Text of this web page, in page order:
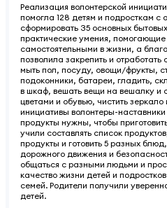
Реализация волонтерской
помогла 128 детям и подросткам с
сформировать 35 основных
практические умения, помогающие
самостоятельными в жизни, а
позволила закрепить и
мыть пол, посуду, овощи/фрукты,
подоконники, батареи, гладить,
в шкаф, вешать вещи на вешалку и
цветами и обувью, чистить
инициативы волонтеры-
продукты нужны, чтобы
учили составлять список
продукты и готовить 5 разных
дорожного движения и
общаться с разными людьми и
качество жизни детей и
семей. Родители получили
детей.